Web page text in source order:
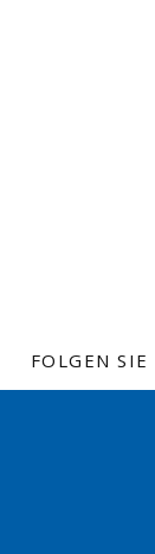
FOLGEN